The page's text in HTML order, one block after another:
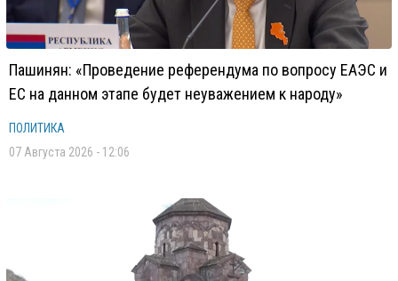
Пашинян: «Проведение референдума по вопросу ЕАЭС и
ЕС на данном этапе будет неуважением к народу»
ПОЛИТИКА
07 Августа 2026 - 12:06